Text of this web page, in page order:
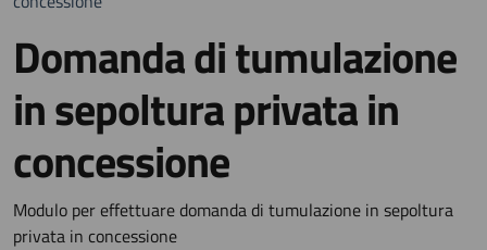
Domanda di tumulazione
in sepoltura privata in
concessione
Dettagli del documento
Modulo per effettuare domanda di tumulazione in sepoltura
privata in concessione